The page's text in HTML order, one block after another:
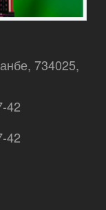
734025,
42
42